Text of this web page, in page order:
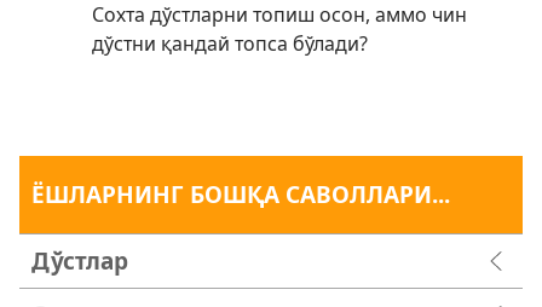
Сохта дўстларни топиш осон, аммо чин
дўстни қандай топса бўлади?
ЁШЛАРНИНГ БОШҚА САВОЛЛАРИ...
Дўстлар